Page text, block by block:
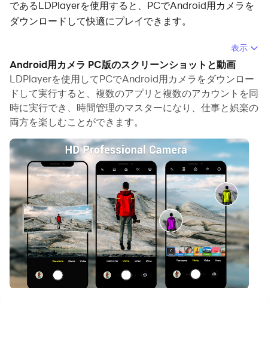
であるLDPlayerを使用すると、PCでAndroid用カメラを
ダウンロードして快適にプレイできます。
PCでAndroid用カメラを実行すると、大画面で鮮明な表
示が可能であり、マウスとキーボードでアプリケーション
を操作することは、タッチスクリーンキーボードよりもは
るかに速く、常にデバイスの電池残量の心配をする必要は
ありません。
数のアプリケーションやアカウントを実行できます。
また、ファイル共有機能を使用すると、画像、ビデオ、お
よびファイルを簡単に共有できます。
Android用カメラをダウンロードしてPCで実行して、大
画面と高解像度の画質をお楽しみください！
瞬間をキャプチャするための簡単​​かつ迅速な方法。
これは、ネイティブAndroidシステムのカメラアプリで
す。簡単にあなたの携帯電話またはタブレットのすべての
表示
Android用カメラ PC版のスクリーンショットと動画
LDPlayerを使用してPCでAndroid用カメラをダウンロー
ドして実行すると、複数のアプリと複数のアカウントを同
時に実行でき、時間管理のマスターになり、仕事と娯楽の
両方を楽しむことができます。